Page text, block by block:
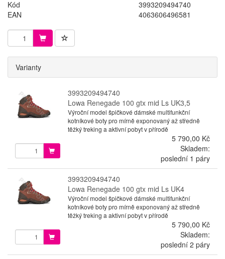
Kód
3993209494740
EAN
4063606496581
Varianty
3993209494740
Lowa Renegade 100 gtx mid Ls UK3,5
Výroční model špičkové dámské multifunkční
kotníkové boty pro mírně exponovaný až středně
těžký treking a aktivní pobyt v přírodě
5 790,00 Kč
Skladem:
poslední 1 páry
3993209494740
Lowa Renegade 100 gtx mid Ls UK4
Výroční model špičkové dámské multifunkční
kotníkové boty pro mírně exponovaný až středně
těžký treking a aktivní pobyt v přírodě
5 790,00 Kč
Skladem:
poslední 2 páry